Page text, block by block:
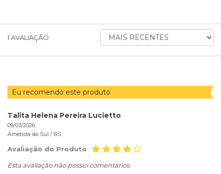
1 AVALIAÇÃO
ORDENAR
AVALIAÇÕES
Eu recomendo este produto
Talita Helena Pereira Lucietto
09/03/2026
Ametista do Sul / RS
Avaliação do Produto
Esta avaliação não possui comentários.